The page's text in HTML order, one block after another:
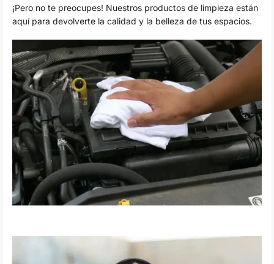
¡Pero no te preocupes! Nuestros productos de limpieza están
aquí para devolverte la calidad y la belleza de tus espacios.